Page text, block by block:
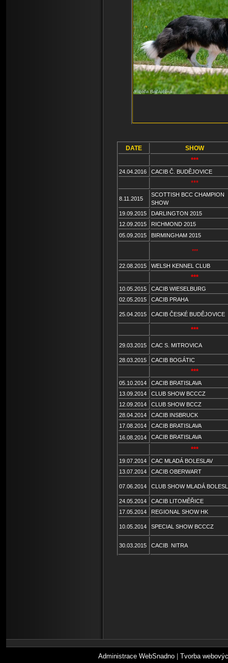
DATE SHOW
***
24.04.2016 CACIB Č. BUDĚJOVICE
***
8.11.2015
SCOTTISH BCC CHAMPION
SHOW
19.09.2015
DARLINGTON 2015
12.09.2015
RICHMOND 2015
05.09.2015
BIRMINGHAM 2015
***
22.08.2015 WELSH KENNEL CLUB
***
10.05.2015
CACIB WIESELBURG
02.05.2015
CACIB PRAHA
25.04.2015 CACIB ČESKÉ BUDĚJOVICE
***
29.03.2015 CAC S. MITROVICA
28.03.2015 CACIB BOGÁTIC
***
05.10.2014
CACIB BRATISLAVA
13.09.2014
CLUB SHOW BCCCZ
12.09.2014
CLUB SHOW BCCZ
28.04.2014
CACIB INSBRUCK
17.08.2014
CACIB BRATISLAVA
16.08.2014
CACIB BRATISLAVA
***
19.07.2014
CAC MLADÁ BOLESLAV
13.07.2014
CACIB OBERWART
07.06.2014 CLUB SHOW MLADÁ
24.05.2014
CACIB LITOMĚŘICE
17.05.2014
REGIONAL SHOW HK
10.05.2014 SPECIAL SHOW BCCCZ
30.03.2015 CACIB NITRA
Administrace WebSnadno Tvorba